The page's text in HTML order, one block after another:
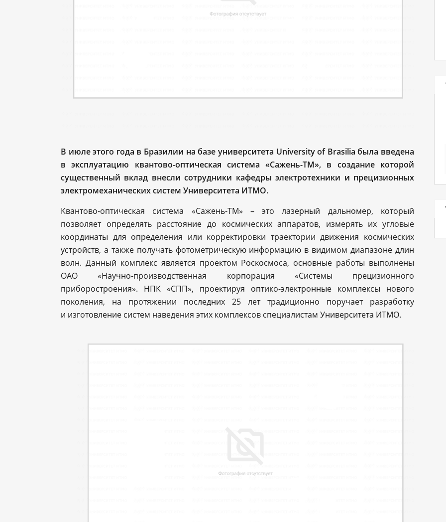
В июле этого года в Бразилии на базе университета University of Brasilia была введена
в эксплуатацию квантово-оптическая система «Сажень-ТМ», в создание которой
существенный вклад внесли сотрудники кафедры электротехники и прецизионных
электромеханических систем Университета ИТМО.
Квантово-оптическая система «Сажень-ТМ» – это лазерный дальномер, который
позволяет определять расстояние до космических аппаратов, измерять их угловые
координаты для определения или корректировки траектории движения космических
устройств, а также получать фотометрическую информацию в видимом диапазоне длин
волн. Данный комплекс является проектом Роскосмоса, основные работы выполнены
ОАО «Научно-производственная корпорация «Системы прецизионного
приборостроения». НПК «СПП», проектируя оптико-электронные комплексы нового
поколения, на протяжении последних 25 лет традиционно поручает разработку
и изготовление систем наведения этих комплексов специалистам Университета ИТМО.